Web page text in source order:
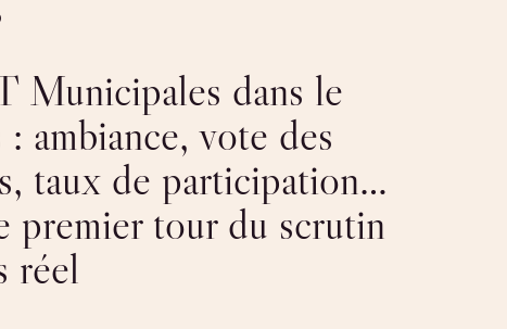
Municipales dans le
ambiance, vote des
taux de participation…
premier tour du scrutin
réel